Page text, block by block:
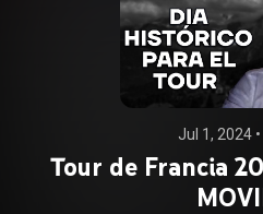
Jul 1, 2024 •
Tour de Francia